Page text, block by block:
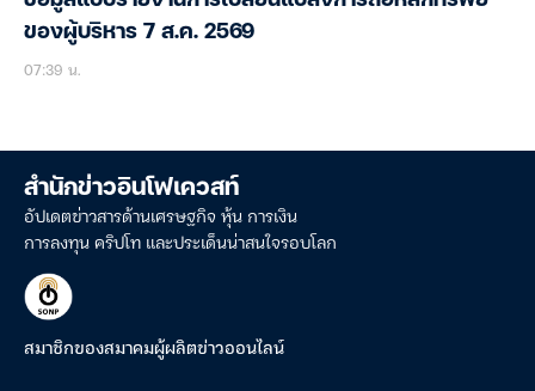
ของผู้บริหาร 7 ส.ค. 2569
07:39 น.
สำนักข่าวอินโฟเควสท์
อัปเดตข่าวสารด้านเศรษฐกิจ หุ้น การเงิน
การลงทุน คริปโท และประเด็นน่าสนใจรอบโลก
สมาชิกของสมาคมผู้ผลิตข่าวออนไลน์